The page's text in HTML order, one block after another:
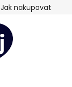
Jak nakupovat